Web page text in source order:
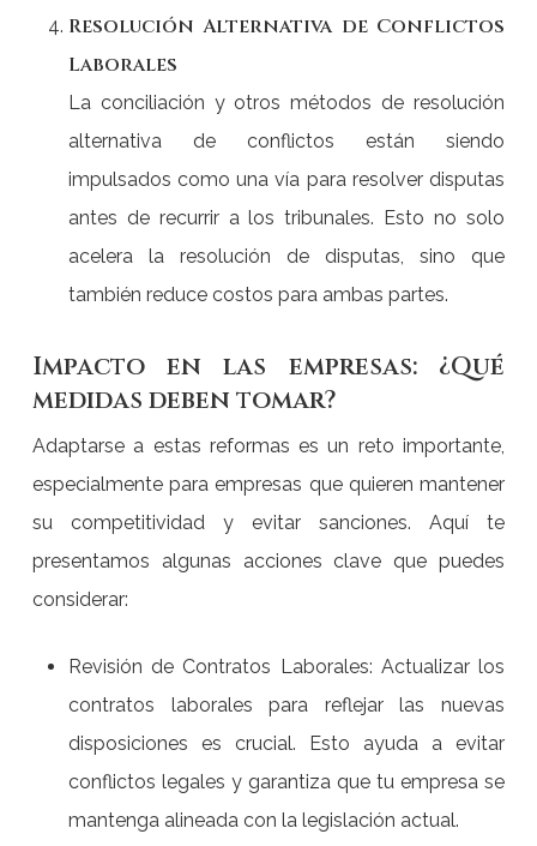
Resolución Alternativa de Conflictos
Laborales
La conciliación y otros métodos de resolución
alternativa de conflictos están siendo
impulsados como una vía para resolver disputas
antes de recurrir a los tribunales. Esto no solo
acelera la resolución de disputas, sino que
también reduce costos para ambas partes.
Impacto en las empresas: ¿Qué
medidas deben tomar?
Adaptarse a estas reformas es un reto importante,
especialmente para empresas que quieren mantener
su competitividad y evitar sanciones. Aquí te
presentamos algunas acciones clave que puedes
considerar:
Revisión de Contratos Laborales: Actualizar los
contratos laborales para reflejar las nuevas
disposiciones es crucial. Esto ayuda a evitar
conflictos legales y garantiza que tu empresa se
mantenga alineada con la legislación actual.